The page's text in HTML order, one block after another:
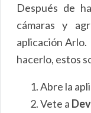
Después de
cámaras y
aplicación
hacerlo, estos
Abre la
Vete a